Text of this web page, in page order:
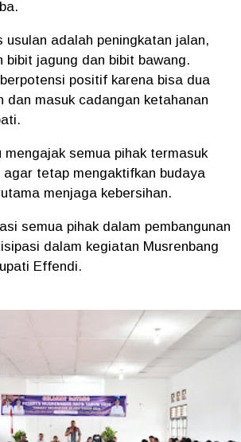
usulan adalah peningkatan jalan,
bibit jagung dan bibit bawang.
positif karena bisa dua
dan masuk cadangan ketahanan
mengajak semua pihak termasuk
agar tetap mengaktifkan budaya
menjaga kebersihan.
semua pihak dalam pembangunan
dalam kegiatan Musrenbang
Effendi.